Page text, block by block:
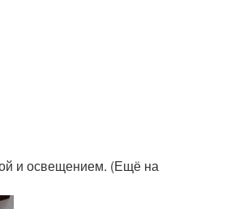
и освещением. (Ещё на